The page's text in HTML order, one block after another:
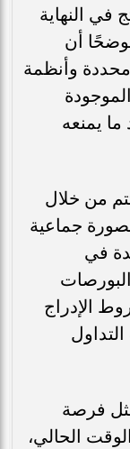
في النهاية
أن
وأنظمة
ما يمنعه
من خلال
جماعية
في
الإدراج
فرصة
الحالي،